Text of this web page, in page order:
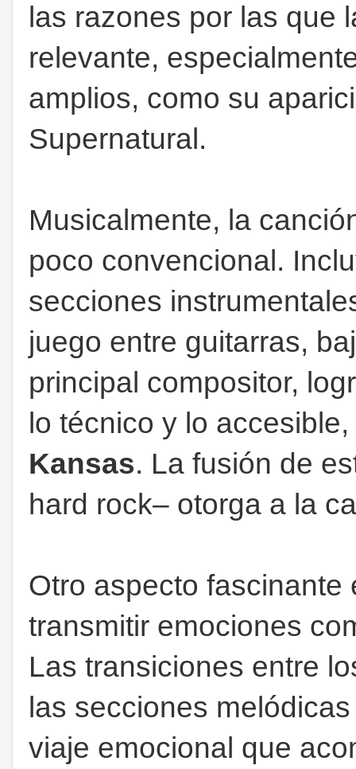
las razones por las que
relevante,
amplios, como su
Supernatural.
Musicalmente, la
poco convencional.
secciones
juego entre guitarras,
principal compositor,
lo técnico y lo
Kansas. La fusión de
hard rock– otorga a la
Otro aspecto
transmitir emociones
Las transiciones entre
las secciones
viaje emocional que